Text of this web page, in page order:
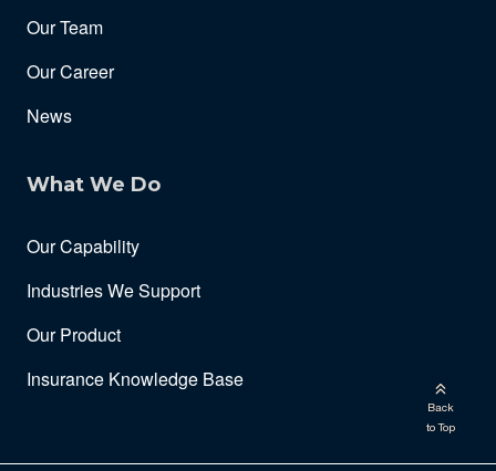
Our Team
Our Career
News
What We Do
Our Capability
Industries We Support
Our Product
Insurance Knowledge Base
Back
to Top